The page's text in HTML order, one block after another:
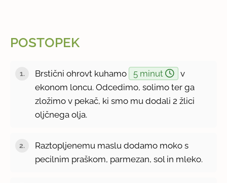
POSTOPEK
Brstični ohrovt kuhamo 5 minut
v
ekonom loncu. Odcedimo, solimo ter ga
zložimo v pekač, ki smo mu dodali 2 žlici
oljčnega olja.
Raztopljenemu maslu dodamo moko s
pecilnim praškom, parmezan, sol in mleko.